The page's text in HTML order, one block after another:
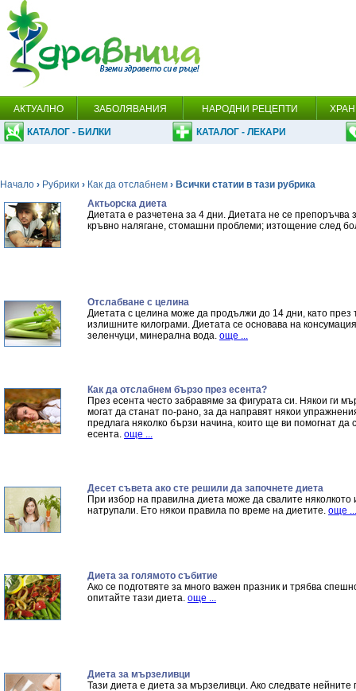
АКТУАЛНО ЗАБОЛЯВАНИЯ НАРОДНИ РЕЦЕПТИ
КАТАЛОГ - БИЛКИ КАТАЛОГ - ЛЕКАРИ
Начало › Рубрики › Как да отслабнем › Всички статии в тази рубрика
Актьорска диета
Диетата е разчетена за 4 дни. Диетата не се препоръчва
кръвно налягане, стомашни проблеми; изтощение след
Отслабване с целина
Диетата с целина може да продължи до 14 дни, като през
излишните килограми. Диетата се основава на
зеленчуци, минерална вода. още ...
Как да отслабнем бързо през есента?
През есента често забравяме за фигурата си. Някои ги
могат да станат по-рано, за да направят някои
предлага няколко бързи начина, които ще ви помогнат да
есента. още ...
Десет съвета ако сте решили да започнете диета
При избор на правилна диета може да свалите няколкото
натрупали. Ето някои правила по време на диетите. още ...
Диета за голямото събитие
Ако се подготвяте за много важен празник и трябва
опитайте тази диета. още ...
Диета за мързеливци
Тази диета е диета за мързеливци. Ако следвате нейните